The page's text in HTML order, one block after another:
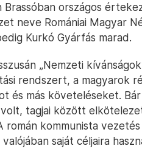
országos
neve Romániai Magyar
Kurkó Gyárfás marad.
„Nemzeti
rendszert, a magyarok
és más követeléseket.
tagjai között
kommunista
saját céljaira